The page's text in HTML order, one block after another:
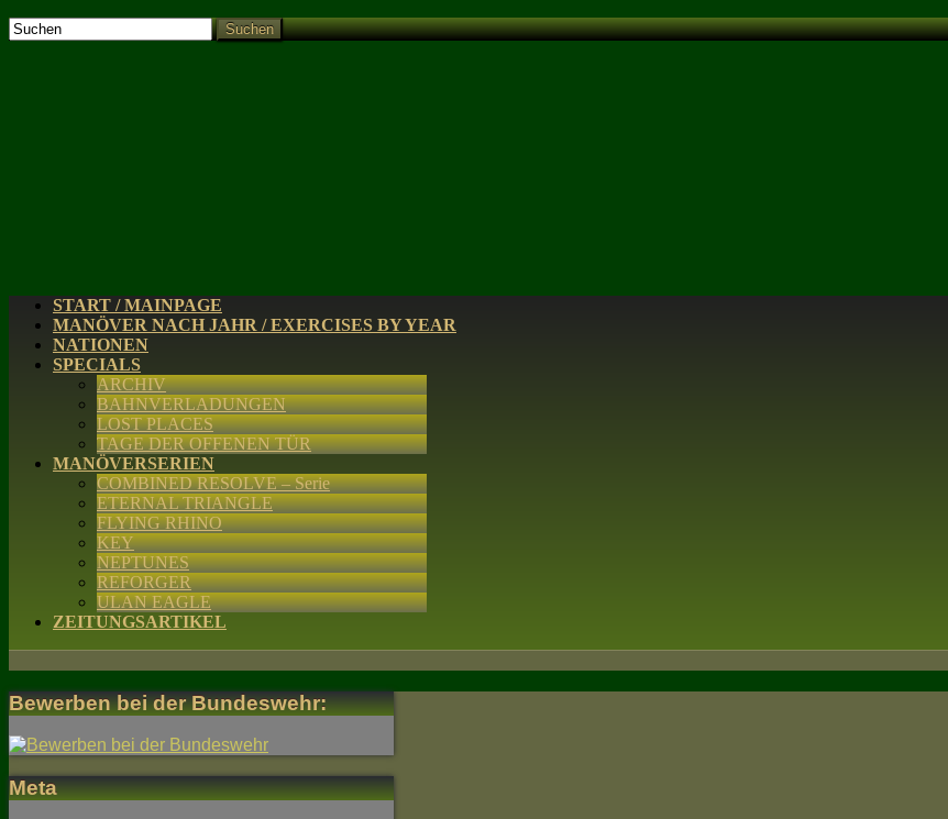
Suchen
START / MAINPAGE
MANÖVER NACH JAHR / EXERCISES BY YEAR
NATIONEN
SPECIALS
ARCHIV
BAHNVERLADUNGEN
LOST PLACES
TAGE DER OFFENEN TÜR
MANÖVERSERIEN
COMBINED RESOLVE – Serie
ETERNAL TRIANGLE
FLYING RHINO
KEY
NEPTUNES
REFORGER
ULAN EAGLE
ZEITUNGSARTIKEL
Bewerben bei der Bundeswehr:
Meta